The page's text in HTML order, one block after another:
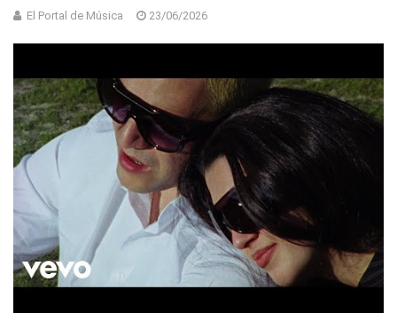
El Portal de Música 23/06/2026